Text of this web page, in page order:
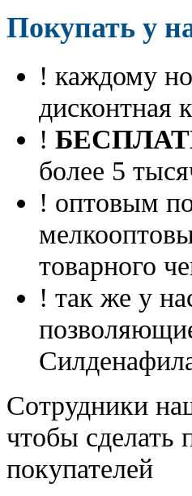
Покупать у
! каждому
дисконтная
!
более 5
! оптовым
товарного
! так же у
Cотрудники
чтобы сделать
покупателей